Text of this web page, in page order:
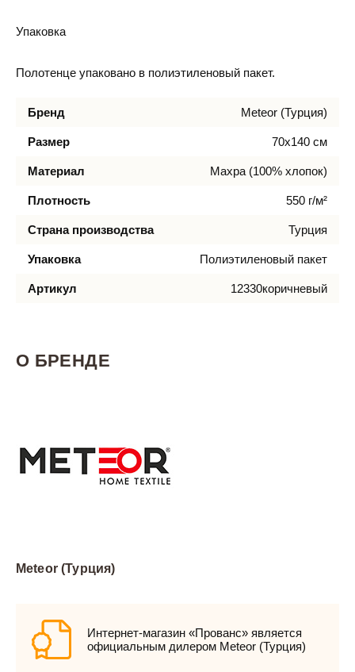
Упаковка
Полотенце упаковано в полиэтиленовый пакет.
Бренд Meteor (Турция)
Размер 70х140 см
Материал Махра (100% хлопок)
Плотность 550 г/м²
Страна производства Турция
Упаковка Полиэтиленовый пакет
Артикул 12330коричневый
О БРЕНДЕ
Meteor (Турция)
Интернет-магазин «Прованс» является
официальным дилером Meteor (Турция)